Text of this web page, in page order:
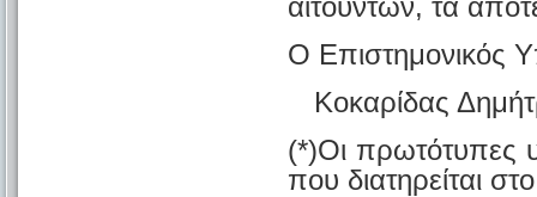
αιτούντων, τα
Ο Επιστημονικός
Κοκαρίδας
(*)Οι πρωτότυπες
που διατηρείται